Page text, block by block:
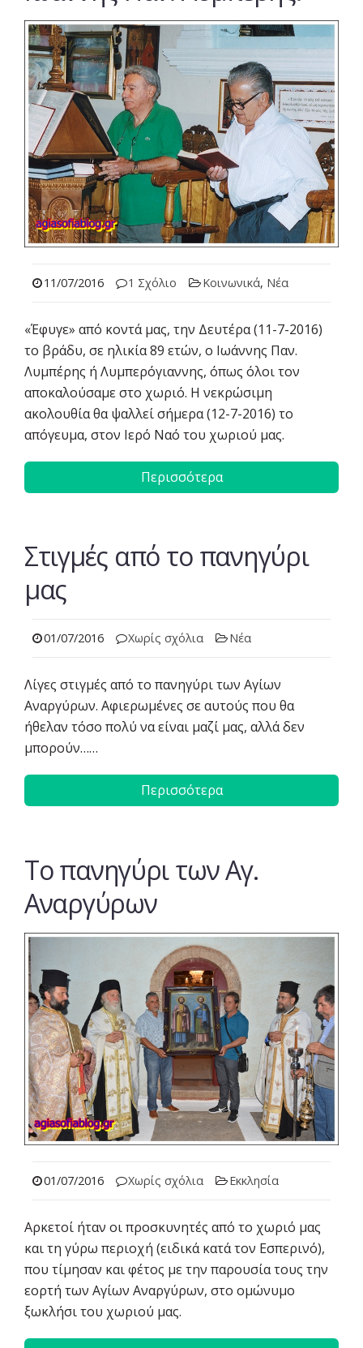
11/07/2016 1 Σχόλιο Κοινωνικά, Νέα
«Έφυγε» από κοντά μας, την Δευτέρα (11-7-2016)
το βράδυ, σε ηλικία 89 ετών, ο Ιωάννης Παν.
Λυμπέρης ή Λυμπερόγιαννης, όπως όλοι τον
αποκαλούσαμε στο χωριό. Η νεκρώσιμη
ακολουθία θα ψαλλεί σήμερα (12-7-2016) το
απόγευμα, στον Ιερό Ναό του χωριού μας.
Περισσότερα
Στιγμές από το πανηγύρι
μας
01/07/2016 Χωρίς σχόλια Νέα
Λίγες στιγμές από το πανηγύρι των Αγίων
Αναργύρων. Αφιερωμένες σε αυτούς που θα
ήθελαν τόσο πολύ να είναι μαζί μας, αλλά δεν
μπορούν……
Περισσότερα
Το πανηγύρι των Αγ.
Αναργύρων
01/07/2016 Χωρίς σχόλια Εκκλησία
Αρκετοί ήταν οι προσκυνητές από το χωριό μας
και τη γύρω περιοχή (ειδικά κατά τον Εσπερινό),
που τίμησαν και φέτος με την παρουσία τους την
εορτή των Αγίων Αναργύρων, στο ομώνυμο
ξωκλήσι του χωριού μας.